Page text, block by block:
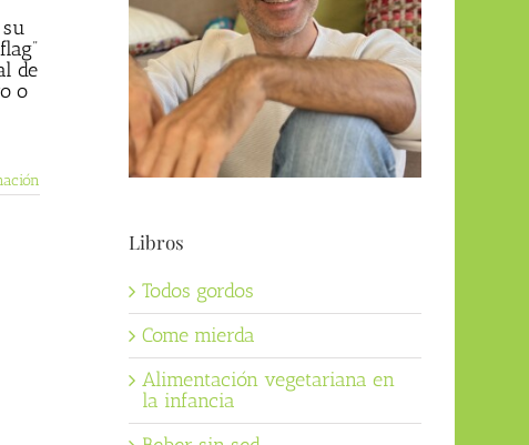
de
o
Libros
Todos gordos
Come mierda
Alimentación vegetariana en
la infancia